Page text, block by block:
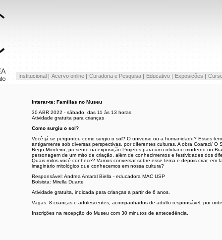
Interar-te: Famílias no Museu
30 ABR 2022 - sábado, das 11 às 13 horas
Atividade gratuita para crianças
Como surgiu o sol?
Você já se perguntou como surgiu o sol? O universo ou a humanidade? Esses
antigamente sob diversas perspectivas, por diferentes culturas. A obra Coaraci/ O
Rego Monteiro, presente na exposição Projetos para um cotidiano moderno no
personagem de um mito de criação, além de conhecimentos e festividades dos
Quais mitos você conhece? Vamos conversar sobre esse tema e depois criar, em
imaginário mitológico que conhecemos em nossa cultura?
Responsável: Andrea Amaral Biella - educadora MAC USP
Bolsista: Mirella Duarte
Atividade gratuita, indicada para crianças a partir de 6 anos.
Vagas: 8 crianças e adolescentes, acompanhados de adulto responsável, por
Inscrições na recepção do Museu com 30 minutos de antecedência.
Institucional | Acervo online | Curadoria e Pesquisa | Educativo | Exposições |